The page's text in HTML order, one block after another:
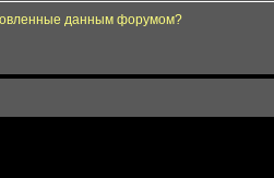
данным форумом?